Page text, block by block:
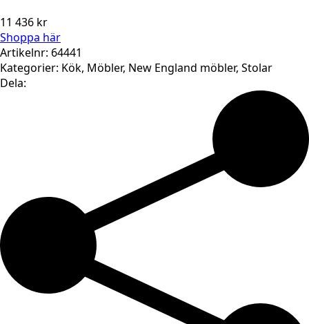
11 436 kr
Shoppa här
Artikelnr: 64441
Kategorier: Kök, Möbler, New England möbler, Stolar
Dela: